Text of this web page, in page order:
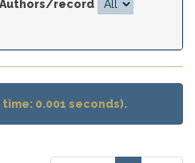
Authors/record
time: 0.001 seconds).